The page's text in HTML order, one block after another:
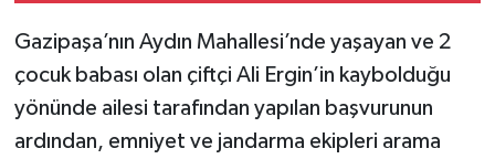
Gazipaşa’nın Aydın Mahallesi’nde yaşayan ve 2
çocuk babası olan çiftçi Ali Ergin’in kaybolduğu
yönünde ailesi tarafından yapılan başvurunun
ardından, emniyet ve jandarma ekipleri arama